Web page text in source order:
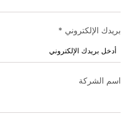
بريدك الإلكتروني *
اسم الشركة